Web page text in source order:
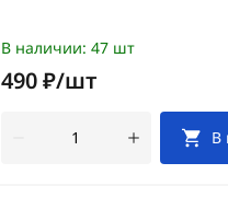
В наличии: 47 шт
490 ₽/шт
В